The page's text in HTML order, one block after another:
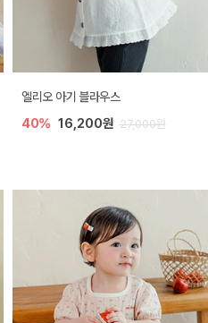
엘리오 아기 블라우스
40% 16,200원 27,000원